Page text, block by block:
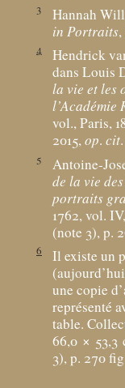
3 Hannah
in Portraits
4 Hendrick
dans Louis
la vie et les
l’Académie
vol., Paris,
2015,op. cit
5 Antoine-
de la vie
portraits
1762, vol.
(note 3), p.
6
Il existe un
une copie
représenté
table.
66,0 × 53,3
3), p. 270